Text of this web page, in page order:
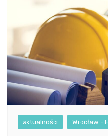
aktualności Wrocław -